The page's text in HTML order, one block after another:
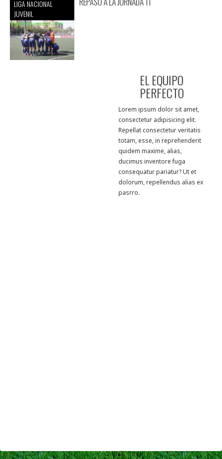
LIGA NACIONAL
JUVENIL
EL EQUIPO
PERFECTO
Lorem ipsum dolor sit amet,
consectetur adipisicing elit.
Repellat consectetur veritatis
totam, esse, in reprehenderit
quidem maxime, alias,
ducimus inventore fuga
consequatur pariatur? Ut et
dolorum, repellendus alias ex
pasrro.